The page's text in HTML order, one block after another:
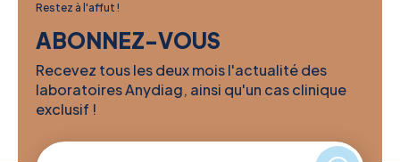
Restez à l'affut !
ABONNEZ-VOUS
Recevez tous les deux mois l'actualité des
laboratoires Anydiag, ainsi qu'un cas clinique
exclusif !